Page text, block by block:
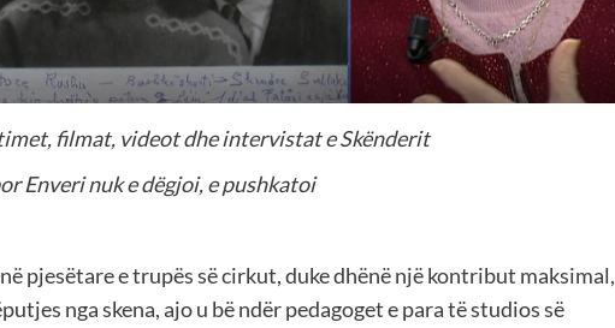
filmat, videot dhe intervistat e Skënderit
Enveri nuk e dëgjoi, e pushkatoi
pjesëtare e trupës së cirkut, duke dhënë një kontribut maksimal,
nga skena, ajo u bë ndër pedagoget e para të studios së